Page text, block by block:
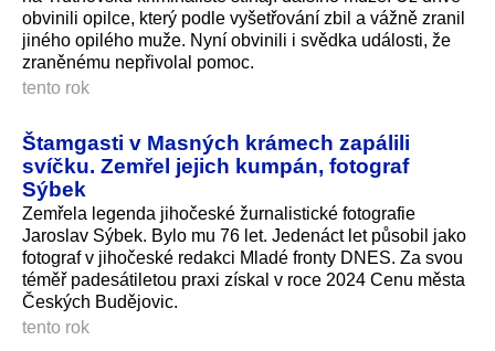
obvinili opilce, který podle vyšetřování zbil a vážně zranil
jiného opilého muže. Nyní obvinili i svědka události, že
zraněnému nepřivolal pomoc.
tento rok
Štamgasti v Masných krámech zapálili
svíčku. Zemřel jejich kumpán, fotograf
Sýbek
Zemřela legenda jihočeské žurnalistické fotografie
Jaroslav Sýbek. Bylo mu 76 let. Jedenáct let působil jako
fotograf v jihočeské redakci Mladé fronty DNES. Za svou
téměř padesátiletou praxi získal v roce 2024 Cenu města
Českých Budějovic.
tento rok